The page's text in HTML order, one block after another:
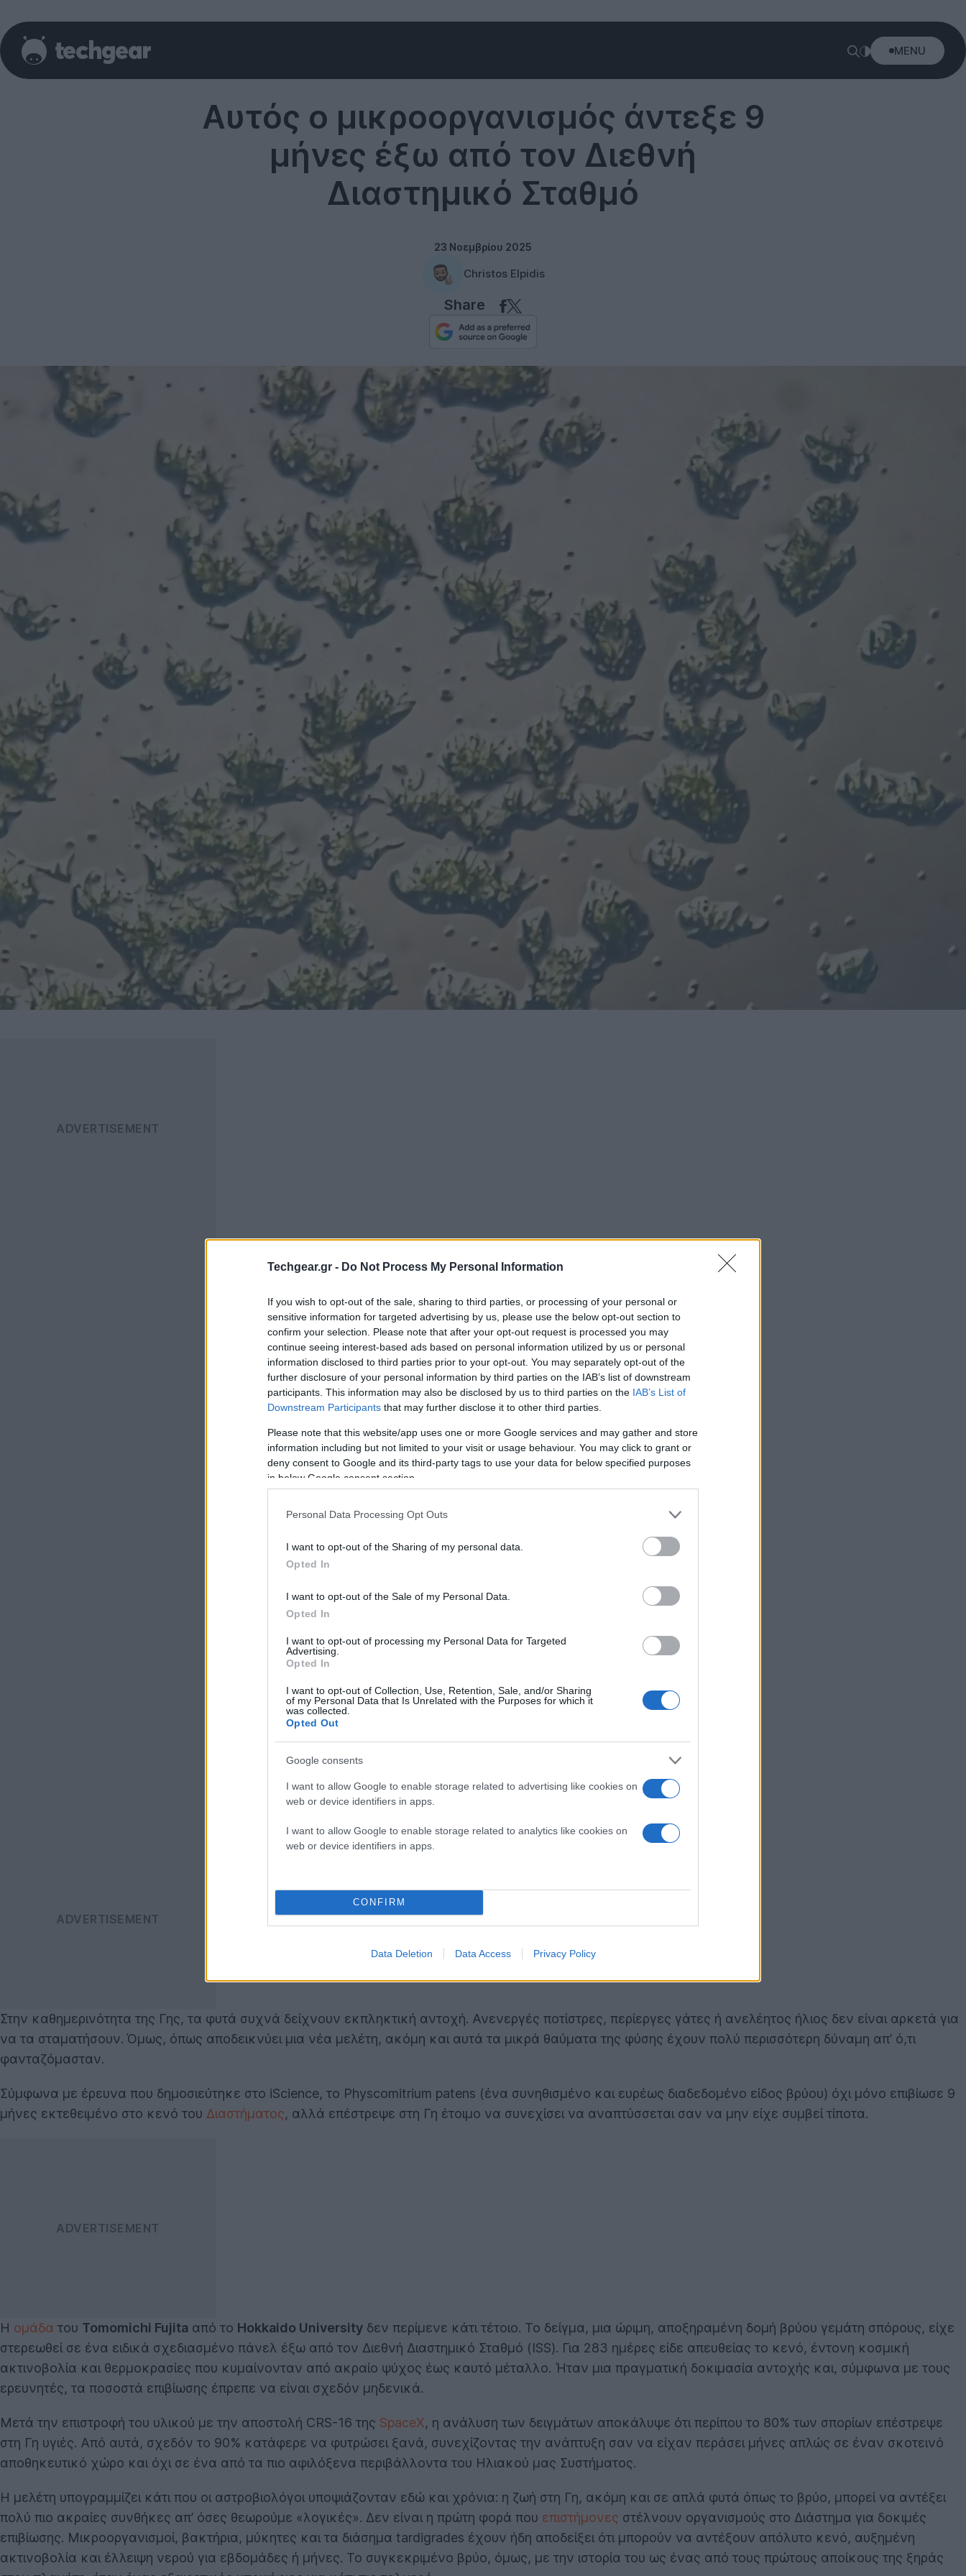
Techgear.gr - Do Not Process My Personal Information
If you wish to opt-out of the sale, sharing to third parties, or processing of your personal or
sensitive information for targeted advertising by us, please use the below opt-out section to
confirm your selection. Please note that after your opt-out request is processed you may
continue seeing interest-based ads based on personal information utilized by us or personal
information disclosed to third parties prior to your opt-out. You may separately opt-out of the
further disclosure of your personal information by third parties on the IAB’s list of downstream
participants. This information may also be disclosed by us to third parties on the IAB’s List of
Downstream Participants that may further disclose it to other third parties.
Please note that this website/app uses one or more Google services and may gather and store
information including but not limited to your visit or usage behaviour. You may click to grant or
deny consent to Google and its third-party tags to use your data for below specified purposes
in below Google consent section.
Personal Data Processing Opt Outs
I want to opt-out of the Sharing of my personal data.
Opted In
I want to opt-out of the Sale of my Personal Data.
Opted In
I want to opt-out of processing my Personal Data for Targeted
Advertising.
Opted In
I want to opt-out of Collection, Use, Retention, Sale, and/or Sharing
of my Personal Data that Is Unrelated with the Purposes for which it
was collected.
Opted Out
Google consents
I want to allow Google to enable storage related to advertising like cookies on
web or device identifiers in apps.
I want to allow Google to enable storage related to analytics like cookies on
web or device identifiers in apps.
CONFIRM
Data Deletion Data Access Privacy Policy
MENU
Αυτός ο μικροοργανισμός άντεξε 9
μήνες έξω από τον Διεθνή
Διαστημικό Σταθμό
23 Νοεμβρίου 2025
Christos Elpidis
Share
Στην καθημερινότητα της Γης, τα φυτά συχνά δείχνουν εκπληκτική αντοχή. Ανενεργές ποτίστρες, περίεργες γάτες ή ανελέητος ήλιος δεν είναι αρκετά για
να τα σταματήσουν. Όμως, όπως αποδεικνύει μια νέα μελέτη, ακόμη και αυτά τα μικρά θαύματα της φύσης έχουν πολύ περισσότερη δύναμη απ’ ό,τι
φανταζόμασταν.
Σύμφωνα με έρευνα που δημοσιεύτηκε στο iScience, το Physcomitrium patens (ένα συνηθισμένο και ευρέως διαδεδομένο είδος βρύου) όχι μόνο επιβίωσε 9
μήνες εκτεθειμένο στο κενό του Διαστήματος, αλλά επέστρεψε στη Γη έτοιμο να συνεχίσει να αναπτύσσεται σαν να μην είχε συμβεί τίποτα.
Η ομάδα του Tomomichi Fujita από το Hokkaido University δεν περίμενε κάτι τέτοιο. Το δείγμα, μια ώριμη, αποξηραμένη δομή βρύου γεμάτη σπόρους, είχε
στερεωθεί σε ένα ειδικά σχεδιασμένο πάνελ έξω από τον Διεθνή Διαστημικό Σταθμό (ISS). Για 283 ημέρες είδε απευθείας το κενό, έντονη κοσμική
ακτινοβολία και θερμοκρασίες που κυμαίνονταν από ακραίο ψύχος έως καυτό μέταλλο. Ήταν μια πραγματική δοκιμασία αντοχής και, σύμφωνα με τους
ερευνητές, τα ποσοστά επιβίωσης έπρεπε να είναι σχεδόν μηδενικά.
Μετά την επιστροφή του υλικού με την αποστολή CRS-16 της SpaceX, η ανάλυση των δειγμάτων αποκάλυψε ότι περίπου το 80% των σπορίων επέστρεψε
στη Γη υγιές. Από αυτά, σχεδόν το 90% κατάφερε να φυτρώσει ξανά, συνεχίζοντας την ανάπτυξη σαν να είχαν περάσει μήνες απλώς σε έναν σκοτεινό
αποθηκευτικό χώρο και όχι σε ένα από τα πιο αφιλόξενα περιβάλλοντα του Ηλιακού μας Συστήματος.
Η μελέτη υπογραμμίζει κάτι που οι αστροβιολόγοι υποψιάζονταν εδώ και χρόνια: η ζωή στη Γη, ακόμη και σε απλά φυτά όπως το βρύο, μπορεί να αντέξει
πολύ πιο ακραίες συνθήκες απ’ όσες θεωρούμε «λογικές». Δεν είναι η πρώτη φορά που επιστήμονες στέλνουν οργανισμούς στο Διάστημα για δοκιμές
επιβίωσης. Μικροοργανισμοί, βακτήρια, μύκητες και τα διάσημα tardigrades έχουν ήδη αποδείξει ότι μπορούν να αντέξουν απόλυτο κενό, αυξημένη
ακτινοβολία και έλλειψη νερού για εβδομάδες ή μήνες. Το συγκεκριμένο βρύο, όμως, με την ιστορία του ως ένας από τους πρώτους αποίκους της ξηράς